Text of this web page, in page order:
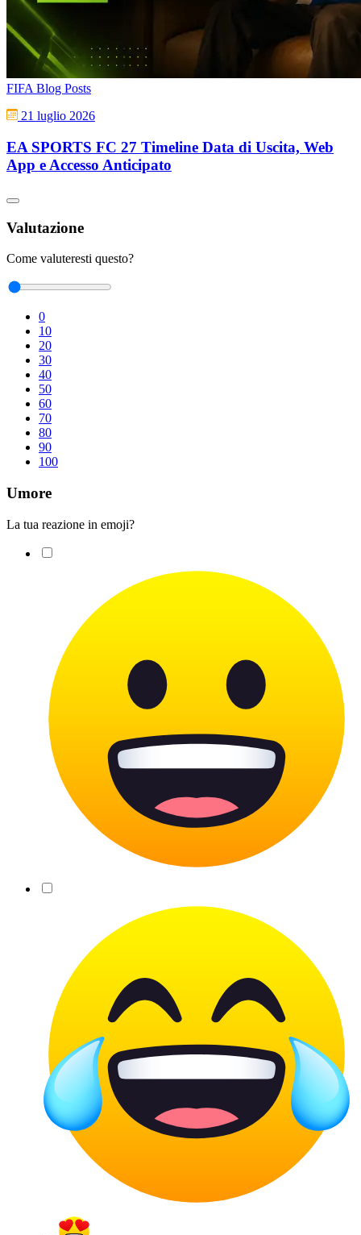
FIFA Blog Posts
21 luglio 2026
EA SPORTS FC 27 Timeline Data di Uscita, Web
App e Accesso Anticipato
Valutazione
Come valuteresti questo?
0
10
20
30
40
50
60
70
80
90
100
Umore
La tua reazione in emoji?